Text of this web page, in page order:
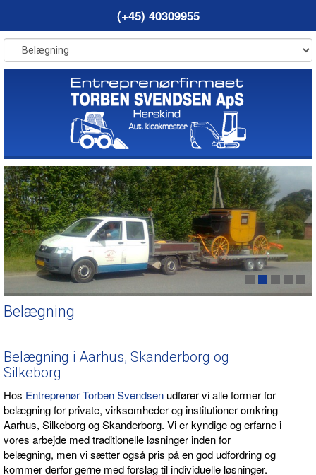
(+45) 40309955
Belægning
Belægning i Aarhus, Skanderborg og
Silkeborg
Hos Entreprenør Torben Svendsen udfører vi alle former for
belægning for private, virksomheder og institutioner omkring
Aarhus, Silkeborg og Skanderborg. Vi er kyndige og erfarne i
vores arbejde med traditionelle løsninger inden for
belægning, men vi sætter også pris på en god udfordring og
kommer derfor gerne med forslag til individuelle løsninger.